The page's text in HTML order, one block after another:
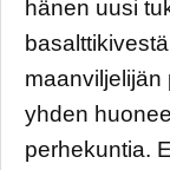
hänen uusi
maanviljelijän
yhden
perhekuntia.